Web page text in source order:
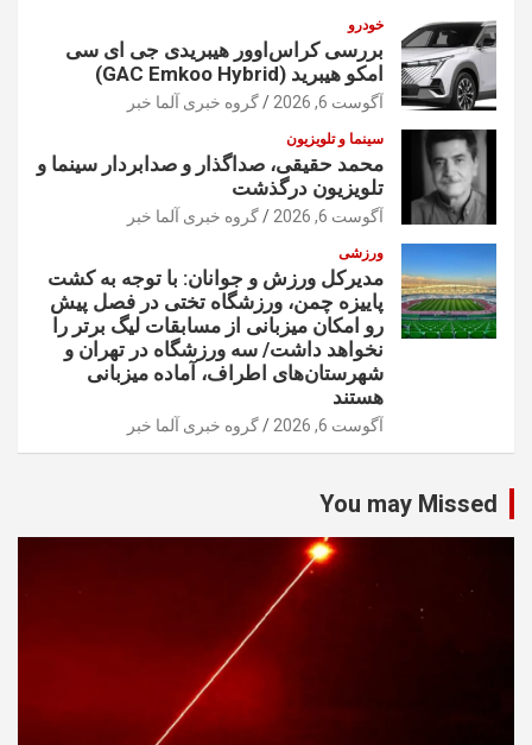
خودرو
بررسی کراس‌اوور هیبریدی جی ای سی
امکو هیبرید (GAC Emkoo Hybrid)
آگوست 6, 2026 گروه خبری آلما خبر
سینما و تلویزیون
محمد حقیقی، صداگذار و صدابردار سینما و
تلویزیون درگذشت
آگوست 6, 2026 گروه خبری آلما خبر
ورزشی
مدیرکل ورزش و جوانان: با توجه به کشت
پاییزه چمن، ورزشگاه تختی در فصل پیش
رو امکان میزبانی از مسابقات لیگ برتر را
نخواهد داشت/ سه ورزشگاه در تهران و
شهرستان‌های اطراف، آماده میزبانی
هستند
آگوست 6, 2026 گروه خبری آلما خبر
You may Missed